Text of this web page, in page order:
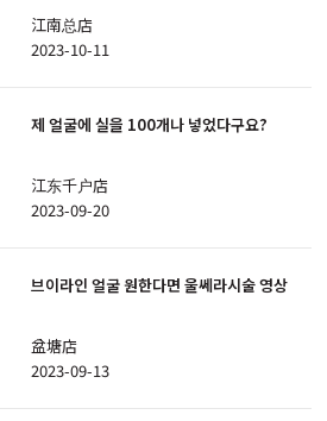
江南总店
2023-10-11
제 얼굴에 실을 100개나 넣었다구요?
江东千户店
2023-09-20
브이라인 얼굴 원한다면 울쎄라시술 영상
盆塘店
2023-09-13